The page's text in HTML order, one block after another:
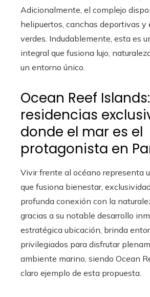
Adicionalmente, el complejo
helipuertos, canchas deportivas y
verdes. Indudablemente, esta es
integral que fusiona lujo,
un entorno único.
Ocean Reef Islands:
residencias
donde el mar es el
protagonista en
Vivir frente al océano representa
que fusiona bienestar,
profunda conexión con la
gracias a su notable desarrollo
estratégica ubicación, brinda
privilegiados para disfrutar
ambiente marino, siendo Ocean
claro ejemplo de esta propuesta.